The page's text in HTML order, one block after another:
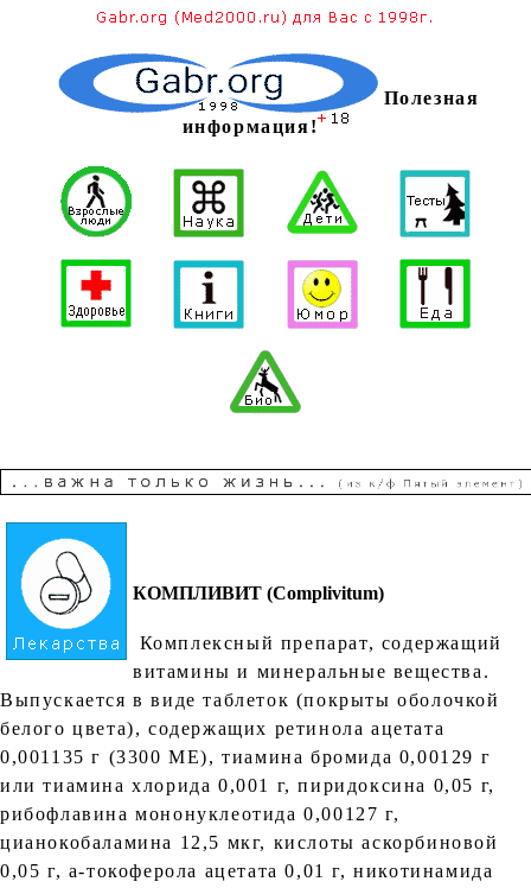
Полезная
информация!
КОМПЛИВИТ (Cоmplivitum)
Комплексный препарат, содержащий
витамины и минеральные вещества.
Выпускается в виде таблеток (покрыты оболочкой
белого цвета), содержащих ретинола ацетата
0,001135 г (3300 МЕ), тиамина бромида 0,00129 г
или тиамина хлорида 0,001 г, пиридоксина 0,05 г,
рибофлавина мононуклеотида 0,00127 г,
цианокобаламина 12,5 мкг, кислоты аскорбиновой
0,05 г, a-токоферола ацетата 0,01 г, никотинамида